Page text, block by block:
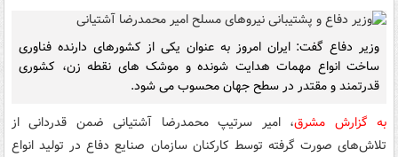
وزیر دفاع گفت: ایران امروز به عنوان یکی از کشورهای دارنده فناوری
ساخت انواع مهمات هدایت شونده و موشک های نقطه زن، کشوری
قدرتمند و مقتدر در سطح جهان محسوب می شود.
به گزارش مشرق، امیر سرتیپ محمدرضا آشتیانی ضمن قدردانی از
تلاش‌های صورت گرفته توسط کارکنان سازمان صنایع دفاع در تولید انواع